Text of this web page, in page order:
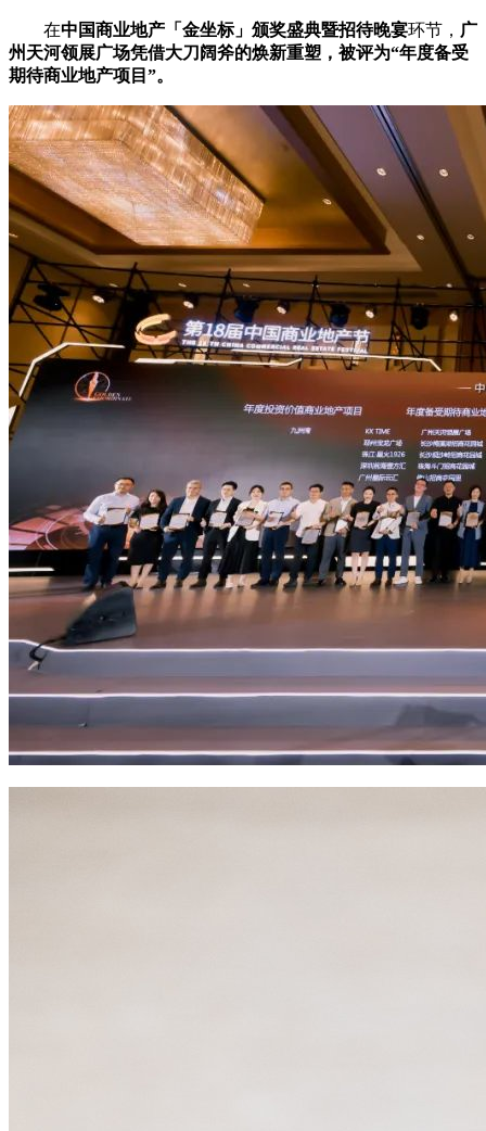
在中国商业地产「金坐标」颁奖盛典暨招待晚宴环节， 广
州天河领展广场凭借大刀阔斧的焕新重塑，被评为“年度备受
期待商业地产项目”。